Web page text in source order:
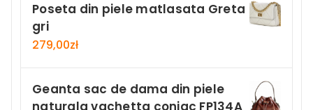
Poseta din piele matlasata Greta
gri
279,00zł
Geanta sac de dama din piele
naturala vachetta coniac FP134A